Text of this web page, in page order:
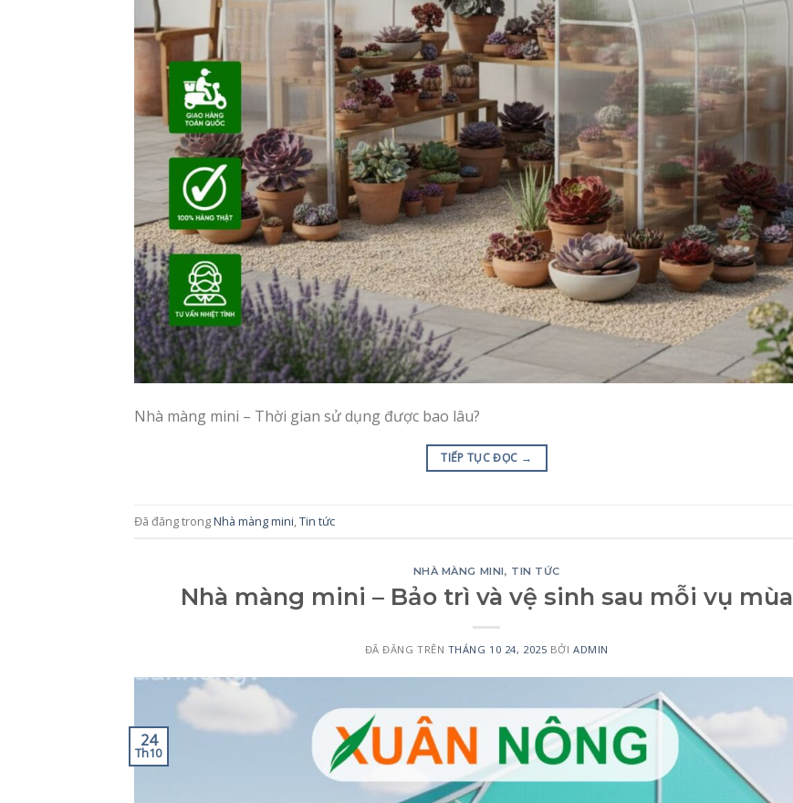
Nhà màng mini – Thời gian sử dụng được bao lâu?
TIẾP TỤC ĐỌC →
Đã đăng trongNhà màng mini,Tin tức
NHÀ MÀNG MINI, TIN TỨC
Nhà màng mini – Bảo trì và vệ sinh sau mỗi vụ mùa
ĐÃ ĐĂNG TRÊN THÁNG 10 24, 2025 BỞIADMIN
24
Th10